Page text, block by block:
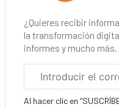
¿Quieres recibir
la transformación
informes y mucho más.
electrónico
Al hacer clic en